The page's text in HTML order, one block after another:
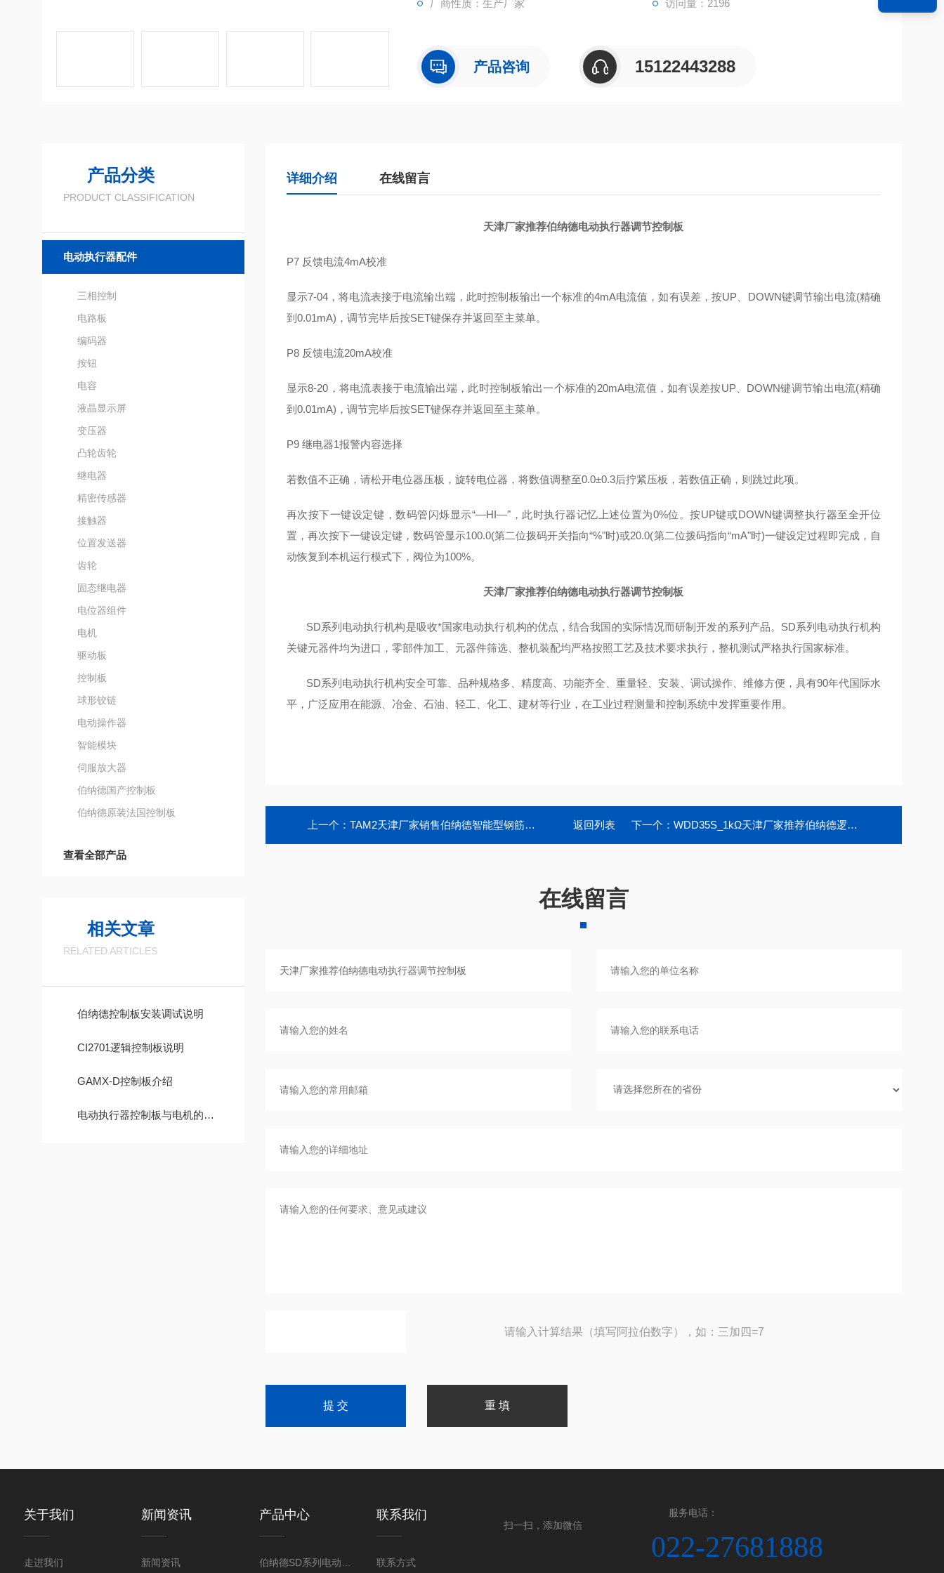
厂商性质：生产厂家 访问量：2196
产品咨询 15122443288
产品分类
PRODUCT CLASSIFICATION
电动执行器配件
三相控制
电路板
编码器
按钮
电容
液晶显示屏
变压器
凸轮齿轮
继电器
精密传感器
接触器
位置发送器
齿轮
固态继电器
电位器组件
电机
驱动板
控制板
球形铰链
电动操作器
智能模块
伺服放大器
伯纳德国产控制板
伯纳德原装法国控制板
查看全部产品
相关文章
RELATED ARTICLES
伯纳德控制板安装调试说明
CI2701逻辑控制板说明
GAMX-D控制板介绍
电动执行器控制板与电机的主要区别
详细介绍 在线留言
天津厂家推荐伯纳德电动执行器调节控制板
P7 反馈电流4mA校准
显示7-04，将电流表接于电流输出端，此时控制板输出一个标准的4mA电流值，如有误差，按UP、DOWN键调节输出电流(精确
到0.01mA)，调节完毕后按SET键保存并返回至主菜单。
P8 反馈电流20mA校准
显示8-20，将电流表接于电流输出端，此时控制板输出一个标准的20mA电流值，如有误差按UP、DOWN键调节输出电流(精确
到0.01mA)，调节完毕后按SET键保存并返回至主菜单。
P9 继电器1报警内容选择
若数值不正确，请松开电位器压板，旋转电位器，将数值调整至0.0±0.3后拧紧压板，若数值正确，则跳过此项。
再次按下一键设定键，数码管闪烁显示“—HI—"，此时执行器记忆上述位置为0%位。按UP键或DOWN键调整执行器至全开位
置，再次按下一键设定键，数码管显示100.0(第二位拨码开关指向“%"时)或20.0(第二位拨码指向“mA"时)一键设定过程即完成，自
动恢复到本机运行模式下，阀位为100%。
天津厂家推荐伯纳德电动执行器调节控制板
SD系列电动执行机构是吸收*国家电动执行机构的优点，结合我国的实际情况而研制开发的系列产品。SD系列电动执行机构
关键元器件均为进口，零部件加工、元器件筛选、整机装配均严格按照工艺及技术要求执行，整机测试严格执行国家标准。
SD系列电动执行机构安全可靠、品种规格多、精度高、功能齐全、重量轻、安装、调试操作、维修方便，具有90年代国际水
平，广泛应用在能源、冶金、石油、轻工、化工、建材等行业，在工业过程测量和控制系统中发挥重要作用。
上一个： TAM2天津厂家销售伯纳德智能型钢筋厂原装电位器 返回列表 下一个： WDD35S_1kΩ天津厂家推荐伯纳德逻辑电位器精密传感器
在线留言
请输入计算结果（填写阿拉伯数字），如：三加四=7
关于我们
走进我们
新闻资讯
新闻资讯
产品中心 联系我们
联系方式
扫一扫，添加微信
服务电话：
022-27681888